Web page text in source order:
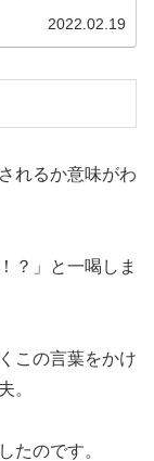
2022.02.19
れるか意味がわ
？」と一喝しま
この言葉をかけ
。
たのです。